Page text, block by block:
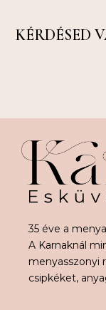
KÉRDÉSED
35 éve a
A Karnaknál
menyasszonyi
csipkéket,